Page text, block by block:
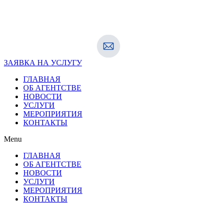
ЗАЯВКА НА УСЛУГУ
ГЛАВНАЯ
ОБ АГЕНТСТВЕ
НОВОСТИ
УСЛУГИ
МЕРОПРИЯТИЯ
КОНТАКТЫ
Menu
ГЛАВНАЯ
ОБ АГЕНТСТВЕ
НОВОСТИ
УСЛУГИ
МЕРОПРИЯТИЯ
КОНТАКТЫ